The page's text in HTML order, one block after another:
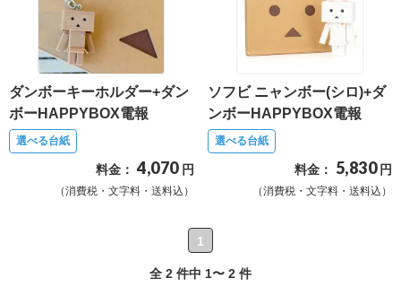
電
最
短
お
け
日
ダンボーキーホルダー+ダン
ボーHAPPYBOX電報
選べる台紙
料金： 4,070 円
（消費税・文字料・送料込）
ソフビ ニャンボー(シロ)+ダ
ンボーHAPPYBOX電報
選べる台紙
料金： 5,830 円
（消費税・文字料・送料込）
1
全 2 件中 1〜 2 件